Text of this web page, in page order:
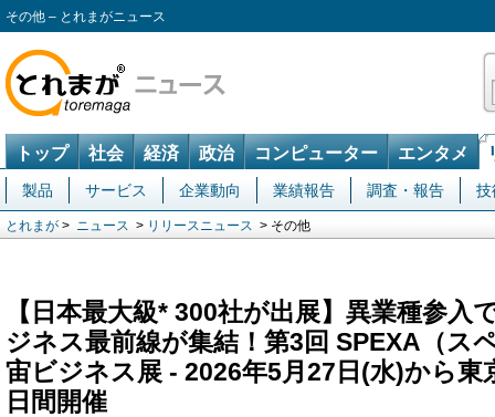
その他 – とれまがニュース
トップ 社会 経済 政治 コンピューター エンタメ
製品 サービス 企業動向 業績報告 調査・報告 技
とれまが > ニュース > リリースニュース > その他
【日本最大級* 300社が出展】異業種参入
ジネス最前線が集結！第3回 SPEXA（ス
宙ビジネス展 - 2026年5月27日(水)から
日間開催